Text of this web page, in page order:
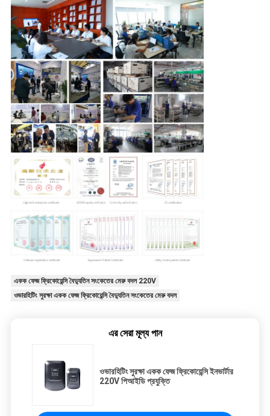
একক ফেজ ফ্রিকোয়েন্সি বৈদ্যুতিন সংকেতের মেরু বদল 220V
ওভারহিটিং সুরক্ষা একক ফেজ ফ্রিকোয়েন্সি বৈদ্যুতিন সংকেতের মেরু বদল
এর সেরা মূল্য পান
ওভারহিটিং সুরক্ষা একক ফেজ ফ্রিকোয়েন্সি ইনভার্টার
220V পিআইডি প্রযুক্তি